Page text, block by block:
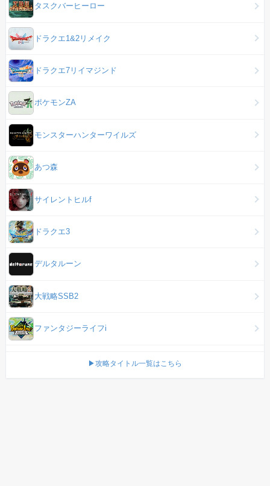
タスクバーヒーロー
ドラクエ1&2リメイク
ドラクエ7リイマジンド
ポケモンZA
モンスターハンターワイルズ
あつ森
サイレントヒルf
ドラクエ3
デルタルーン
大戦略SSB2
ファンタジーライフi
▶攻略タイトル一覧はこちら